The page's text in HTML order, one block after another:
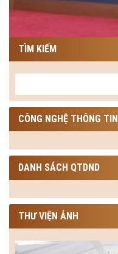
TÌM KIẾM
CÔNG NGHỆ THÔNG TIN
DANH SÁCH QTDND
THƯ VIỆN ẢNH